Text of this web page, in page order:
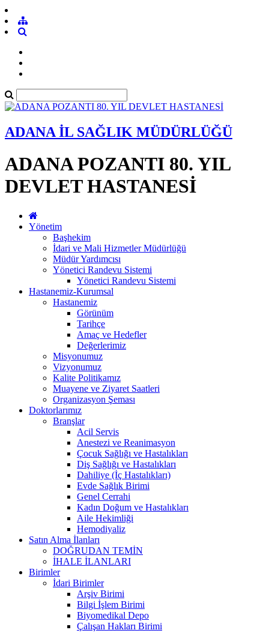
ADANA İL SAĞLIK MÜDÜRLÜĞÜ
ADANA POZANTI 80. YIL
DEVLET HASTANESİ
Yönetim
Başhekim
İdari ve Mali Hizmetler Müdürlüğü
Müdür Yardımcısı
Yönetici Randevu Sistemi
Yönetici Randevu Sistemi
Hastanemiz-Kurumsal
Hastanemiz
Görünüm
Tarihçe
Amaç ve Hedefler
Değerlerimiz
Misyonumuz
Vizyonumuz
Kalite Politikamız
Muayene ve Ziyaret Saatleri
Organizasyon Şeması
Doktorlarımız
Branşlar
Acil Servis
Anestezi ve Reanimasyon
Çocuk Sağlığı ve Hastalıkları
Diş Sağlığı ve Hastalıkları
Dahiliye (İç Hastalıkları)
Evde Sağlık Birimi
Genel Cerrahi
Kadın Doğum ve Hastalıkları
Aile Hekimliği
Hemodiyaliz
Satın Alma İlanları
DOĞRUDAN TEMİN
İHALE İLANLARI
Birimler
İdari Birimler
Arşiv Birimi
Bilgi İşlem Birimi
Biyomedikal Depo
Çalışan Hakları Birimi